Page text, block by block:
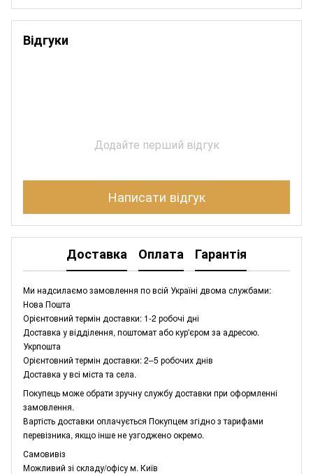
Відгуки
Додайте перший відгук
Написати відгук
Доставка Оплата Гарантія
Ми надсилаємо замовлення по всій Україні двома службами:
Нова Пошта
Орієнтовний термін доставки: 1-2 робочі дні
Доставка у відділення, поштомат або кур'єром за адресою.
Укрпошта
Орієнтовний термін доставки: 2–5 робочих днів
Доставка у всі міста та села.
Покупець може обрати зручну службу доставки при оформленні
замовлення.
Вартість доставки оплачується Покупцем згідно з тарифами
перевізника, якщо інше не узгоджено окремо.
Самовивіз
Можливий зі складу/офісу м. Київ